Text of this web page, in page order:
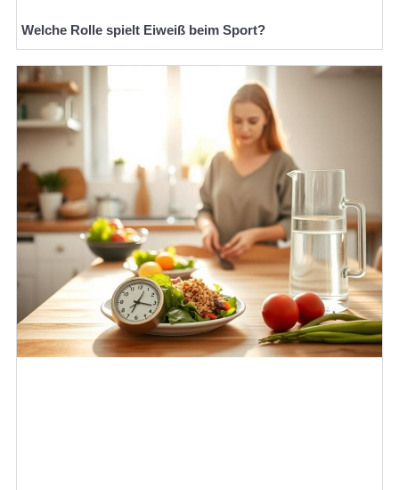
Welche Rolle spielt Eiweiß beim Sport?